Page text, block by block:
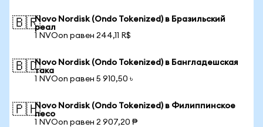
🇧🇷Novo Nordisk (Ondo Tokenized) в Бразильский
реал
1 NVOon равен 244,11 R$
🇧🇩Novo Nordisk (Ondo Tokenized) в Бангладешская
така
1 NVOon равен 5 910,50 ৳
🇵🇭Novo Nordisk (Ondo Tokenized) в Филиппинское
песо
1 NVOon равен 2 907,20 ₱